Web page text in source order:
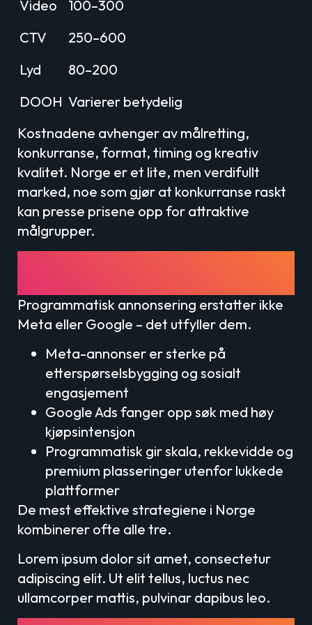
Video
100–300
CTV
250–600
Lyd
80–200
DOOH Varierer betydelig
Kostnadene avhenger av målretting,
konkurranse, format, timing og kreativ
kvalitet. Norge er et lite, men verdifullt
marked, noe som gjør at konkurranse raskt
kan presse prisene opp for attraktive
målgrupper.
Programmatisk annonsering erstatter ikke
Meta eller Google – det utfyller dem.
Meta-annonser er sterke på
etterspørselsbygging og sosialt
engasjement
Google Ads fanger opp søk med høy
kjøpsintensjon
Programmatisk gir skala, rekkevidde og
premium plasseringer utenfor lukkede
plattformer
De mest effektive strategiene i Norge
kombinerer ofte alle tre.
Lorem ipsum dolor sit amet, consectetur
adipiscing elit. Ut elit tellus, luctus nec
ullamcorper mattis, pulvinar dapibus leo.